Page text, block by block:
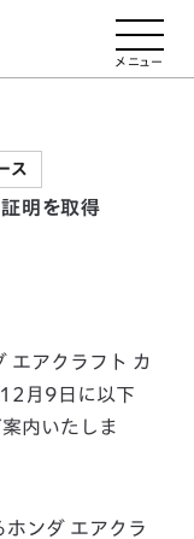
ス
明を取得
エアクラフト カ
月9日に以下
内いたしま
ンダ エアクラ